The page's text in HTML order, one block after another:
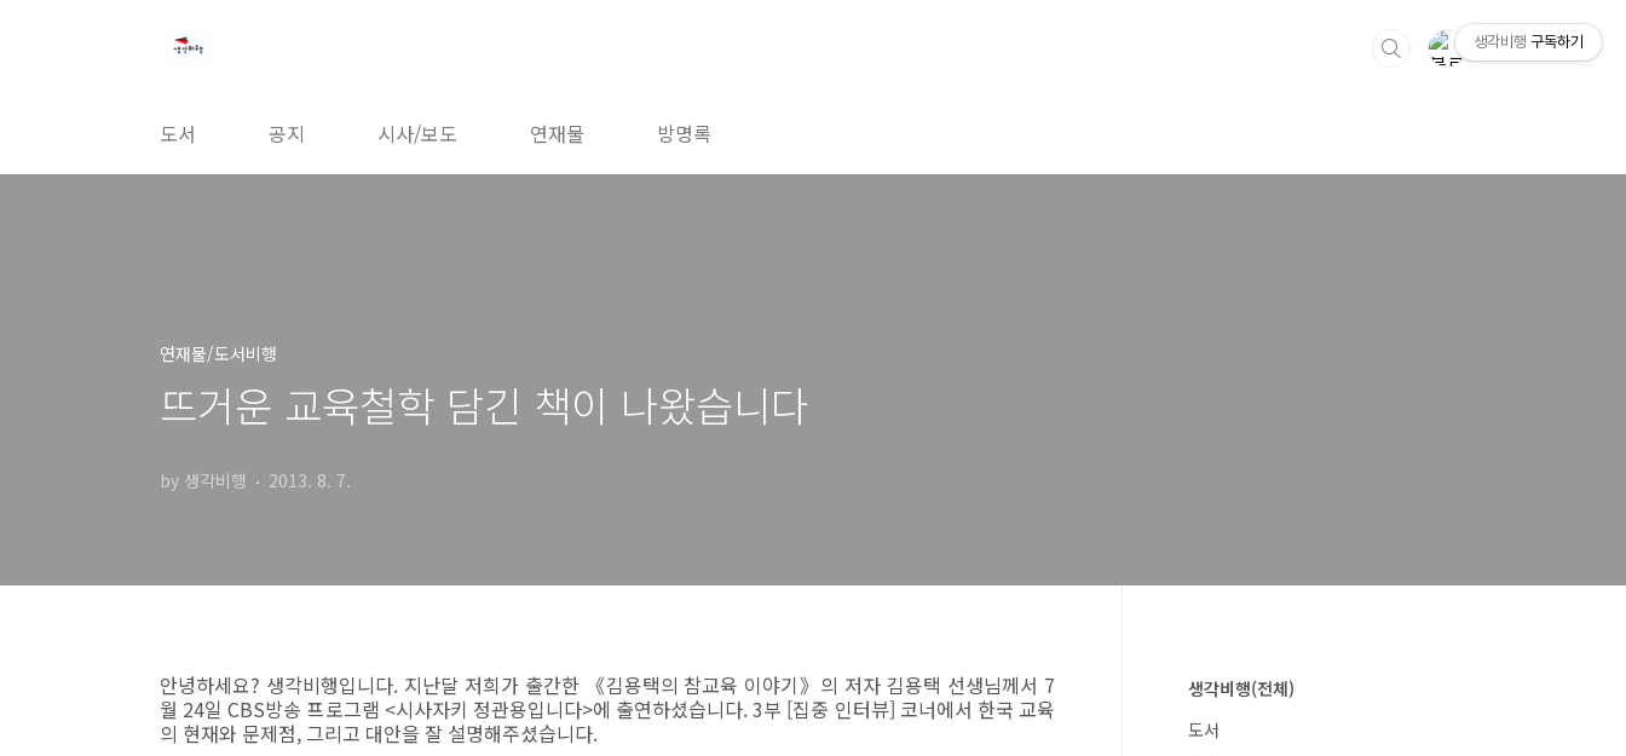
도서 공지 시사/보도 연재물 방명록
연재물/도서비행
뜨거운 교육철학 담긴 책이 나왔습니다
by 생각비행 2013. 8. 7.
안녕하세요? 생각비행입니다. 지난달 저희가 출간한 《김용택의 참교육 이야기》의 저자 김용택 선생님께서 7
월 24일 CBS방송 프로그램 <시사자키 정관용입니다>에 출연하셨습니다. 3부 [집중 인터뷰] 코너에서 한국 교육
의 현재와 문제점, 그리고 대안을 잘 설명해주셨습니다.
생각비행(전체)
도서
생각비행 구독하기